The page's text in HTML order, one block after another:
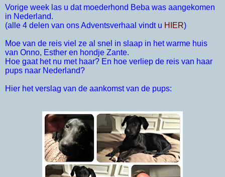
Vorige week las u dat moederhond Beba was aangekomen
in Nederland.
(alle 4 delen van ons Adventsverhaal vindt u HIER)
Moe van de reis viel ze al snel in slaap in het warme huis
van Onno, Esther en hondje Zante.
Hoe gaat het nu met haar? En hoe verliep de reis van haar
pups naar Nederland?
Hier het verslag van de aankomst van de pups: